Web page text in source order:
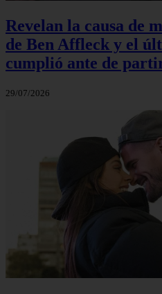
Revelan la causa de
de Ben Affleck y el
cumplió ante de
29/07/2026